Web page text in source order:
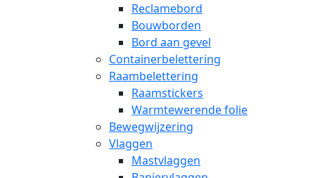
Reclamebord
Bouwborden
Bord aan gevel
Containerbelettering
Raambelettering
Raamstickers
Warmtewerende folie
Bewegwijzering
Vlaggen
Mastvlaggen